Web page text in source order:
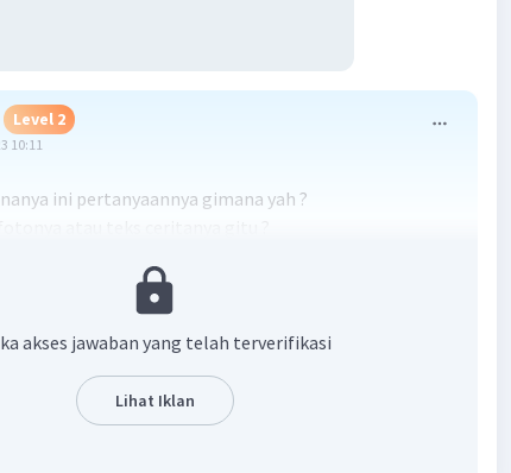
Level 2
10:11
ini pertanyaannya gimana yah ?
Balas
akses jawaban yang telah terverifikasi
Lihat Iklan